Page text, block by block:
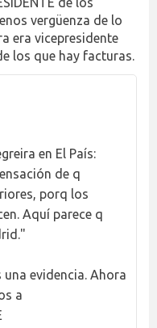
vergüenza de lo
era vicepresidente
los que hay facturas.
en El País:
de q
porq los
Aquí parece q
evidencia. Ahora
a